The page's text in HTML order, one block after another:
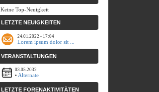
Keine Top-Neuigkeit
LETZTE NEUIGKEITEN
24.01.2022 - 17:04
Lorem ipsum dolor sit ...
VERANSTALTUNGEN
03.05.2032
• Alternate
LETZTE FORENAKTIVITÄTEN